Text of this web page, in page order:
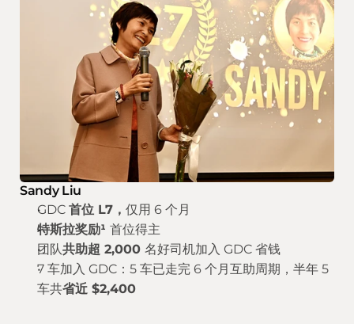
Sandy Liu
GDC 首位 L7， 仅用 6 个月
特斯拉奖励¹ 首位得主
团队共助超 2,000 名好司机加入 GDC 省钱
7 车加入 GDC：5 车已走完 6 个月互助周期，半年 5
车共省近 $2,400